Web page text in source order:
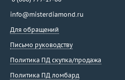
info@misterdiamond.ru
Для обращений
Письмо руководству
Политика ПД скупка/продажа
Политика ПД ломбард